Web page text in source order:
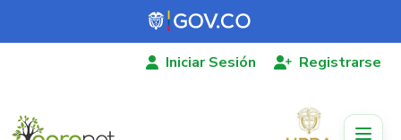
Pasar al contenido principal
Iniciar Sesión Registrarse